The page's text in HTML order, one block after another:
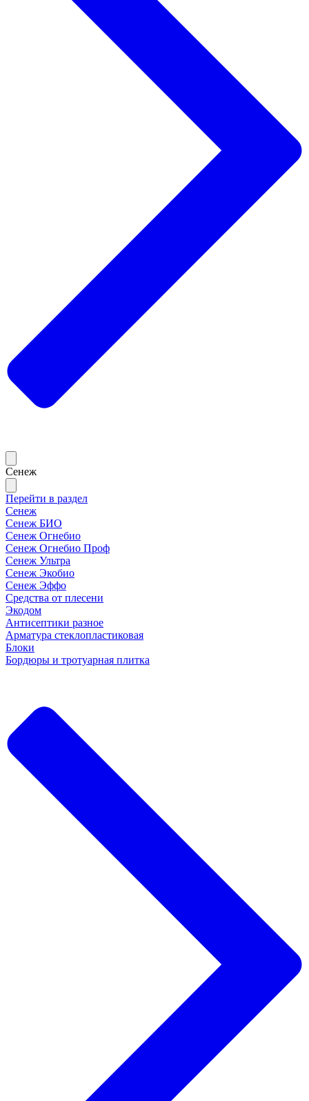
Сенеж
Перейти в раздел
Сенеж
Сенеж БИО
Сенеж Огнебио
Сенеж Огнебио Проф
Сенеж Ультра
Сенеж Экобио
Сенеж Эффо
Средства от плесени
Экодом
Антисептики разное
Арматура стеклопластиковая
Блоки
Бордюры и тротуарная плитка